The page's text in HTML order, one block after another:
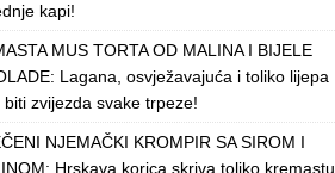
kapi!
MUS TORTA OD MALINA I BIJELE
Lagana, osvježavajuća i toliko lijepa
biti zvijezda svake trpeze!
NJEMAČKI KROMPIR SA SIROM I
Hrskava korica skriva toliko kremastu